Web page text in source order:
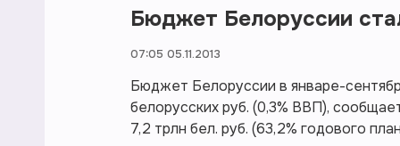
Бюджет Белоруссии
07:05 05.11.2013
Бюджет Белоруссии в январе-
белорусских руб. (0,3% ВВП),
7,2 трлн бел. руб. (63,2% годового